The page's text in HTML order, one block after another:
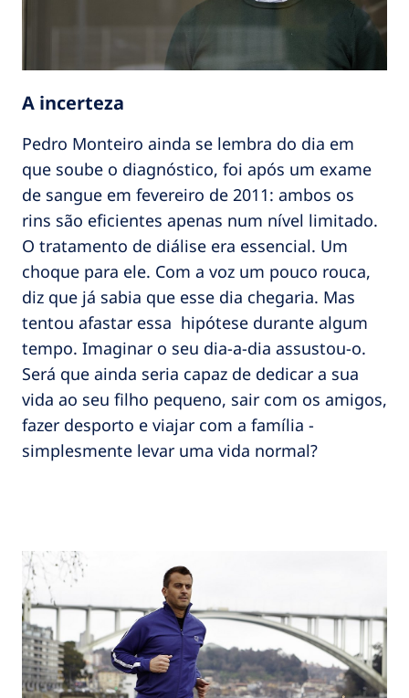
A incerteza
Pedro Monteiro ainda se lembra do dia em
que soube o diagnóstico, foi após um exame
de sangue em fevereiro de 2011: ambos os
rins são eficientes apenas num nível limitado.
O tratamento de diálise era essencial. Um
choque para ele. Com a voz um pouco rouca,
diz que já sabia que esse dia chegaria. Mas
tentou afastar essa hipótese durante algum
tempo. Imaginar o seu dia-a-dia assustou-o.
Será que ainda seria capaz de dedicar a sua
vida ao seu filho pequeno, sair com os amigos,
fazer desporto e viajar com a família -
simplesmente levar uma vida normal?